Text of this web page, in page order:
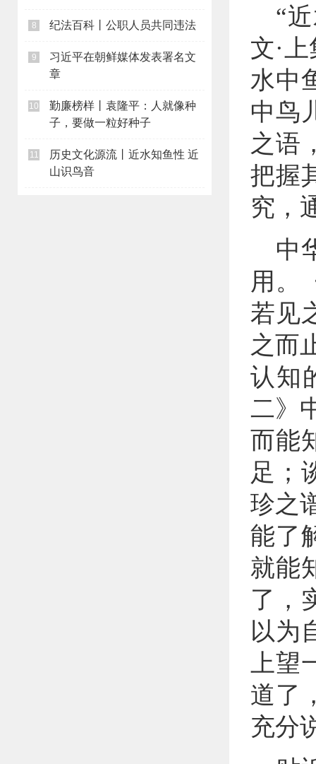
8 纪法百科丨公职人员共同违法
9
习近平在朝鲜媒体发表署名文
章
10
勤廉榜样丨袁隆平：人就像种
子，要做一粒好种子
11
历史文化源流丨近水知鱼性 近
山识鸟音
“
文·
水中
中鸟
之语
把握
究，
中
用。
若见
之而
认知
二》
而能
足；
珍之
能了
就能
了，
以为
上望
道了
充分